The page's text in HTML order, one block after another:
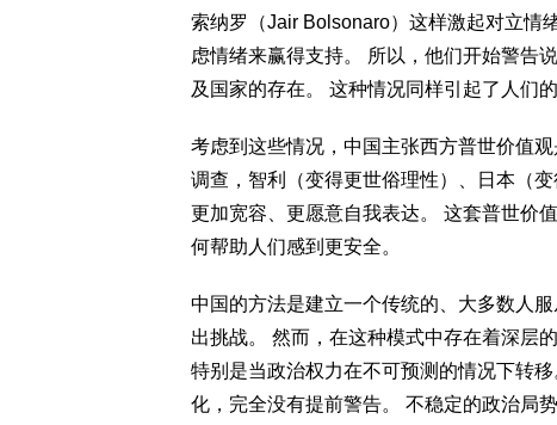
索纳罗（Jair Bolsonaro）这样激起对立情
虑情绪来赢得支持。 所以，他们开始警告
及国家的存在。 这种情况同样引起了人们
考虑到这些情况，中国主张西方普世价值
调查，智利（变得更世俗理性）、日本（
更加宽容、更愿意自我表达。 这套普世价
何帮助人们感到更安全。
中国的方法是建立一个传统的、大多数人
出挑战。 然而，在这种模式中存在着深层
特别是当政治权力在不可预测的情况下转
化，完全没有提前警告。 不稳定的政治局